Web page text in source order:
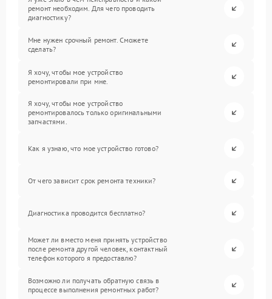
ремонт необходим. Для чего проводить
диагностику?
Мне нужен срочный ремонт. Сможете
сделать?
Я хочу, чтобы мое устройство
ремонтировали при мне.
Я хочу, чтобы мое устройство
ремонтировалось только оригинальными
запчастями.
Как я узнаю, что мое устройство готово?
От чего зависит срок ремонта техники?
Диагностика проводится бесплатно?
Может ли вместо меня принять устройство
после ремонта другой человек, контактный
телефон которого я предоставлю?
Возможно ли получать обратную связь в
процессе выполнения ремонтных работ?